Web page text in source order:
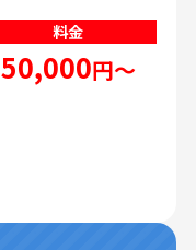
料金
50,000円～